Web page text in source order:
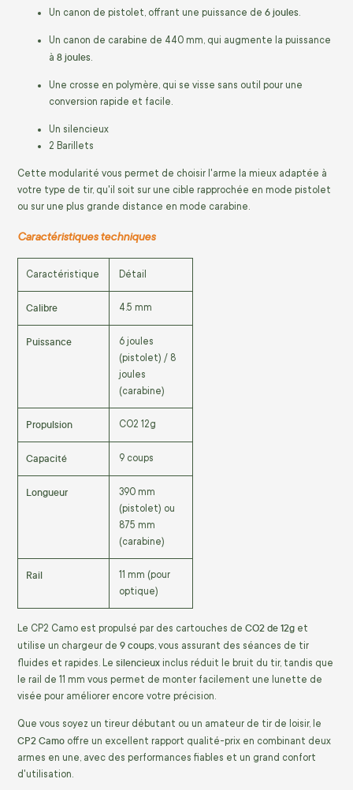
Un canon de pistolet, offrant une puissance de 6 joules
Un canon de carabine de 440 mm, qui augmente la puissance
à 8 joules
Une crosse en polymère, qui se visse sans outil pour une
conversion rapide et facile.
Un silencieux
2 Barillets
Cette modularité vous permet de choisir l'arme la mieux adaptée à
votre type de tir, qu'il soit sur une cible rapprochée en mode pistolet
ou sur une plus grande distance en mode carabine.
Caractéristiques techniques
Caractéristique Détail
Calibre 4.5 mm
Puissance
6 joules
(pistolet) / 8
joules
(carabine)
Propulsion CO2 12g
Capacité 9 coups
Longueur
390 mm
(pistolet) ou
875 mm
(carabine)
Rail
11 mm (pour
optique)
Le CP2 Camo est propulsé par des cartouches de CO2 de 12g et
utilise un chargeur de 9 coups, vous assurant des séances de tir
fluides et rapides. Le silencieux inclus réduit le bruit du tir, tandis que
le rail de 11 mm vous permet de monter facilement une lunette de
visée pour améliorer encore votre précision.
Que vous soyez un tireur débutant ou un amateur de tir de loisir, le
CP2 Camo offre un excellent rapport qualité-prix en combinant deux
armes en une, avec des performances fiables et un grand confort
d'utilisation.